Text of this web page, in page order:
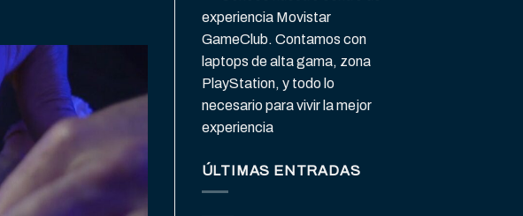
experiencia Movistar
GameClub. Contamos con
laptops de alta gama, zona
PlayStation, y todo lo
necesario para vivir la mejor
experiencia
ÚLTIMAS ENTRADAS